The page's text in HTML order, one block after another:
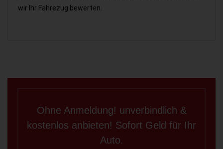
wir Ihr Fahrezug bewerten.
Ohne Anmeldung! unverbindlich &
kostenlos anbieten! Sofort Geld für Ihr
Auto.